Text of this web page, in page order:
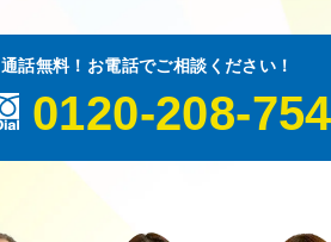
通話無料！お電話でご相談ください！
0120-208-754